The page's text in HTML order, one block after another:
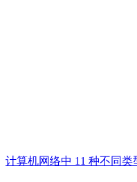
计算机网络中 11 种不同类